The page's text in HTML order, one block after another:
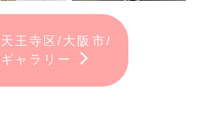
王寺区/大阪市/
ャラリー